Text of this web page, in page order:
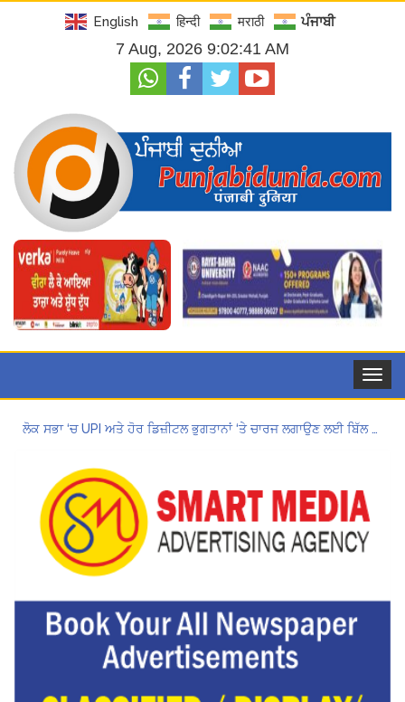
English हिन्दी मराठी ਪੰਜਾਬੀ
7 Aug, 2026 9:02:42 AM
Toggle
ਲੋਕ ਸਭਾ ‘ਚ UPI ਅਤੇ ਹੋਰ ਡਿਜ਼ੀਟਲ ਭੁਗਤਾਨਾਂ ‘ਤੇ ਚਾਰਜ ਲਗਾਉਣ ਲਈ ਬਿੱਲ ਪਾਸ
Hukamnama Sri Darbar Sahib, Amritsar – Punjabi Dunia
Hukamnama Sri Darbar Sahib, Amritsar – Punjabi Dunia